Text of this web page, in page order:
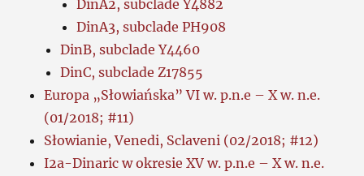
DinA2, subclade Y4882
DinA3, subclade PH908
DinB, subclade Y4460
DinC, subclade Z17855
Europa „Słowiańska” VI w. p.n.e – X w. n.e.
(01/2018; #11)
Słowianie, Venedi, Sclaveni (02/2018; #12)
I2a-Dinaric w okresie XV w. p.n.e – X w. n.e.